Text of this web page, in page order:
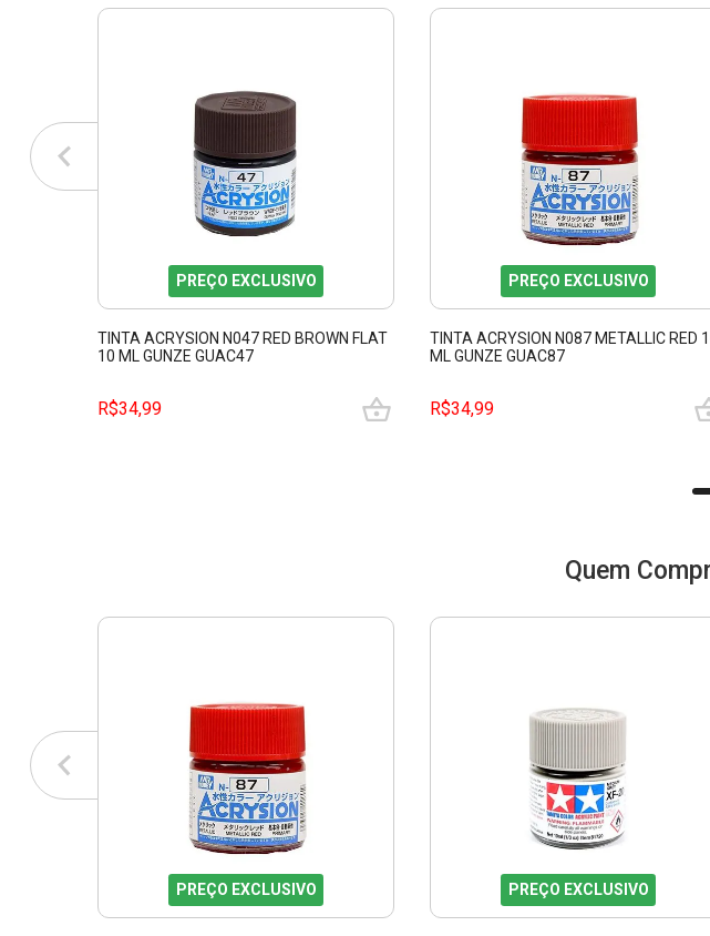
PREÇO EXCLUSIVO
TINTA ACRYSION N047 RED BROWN FLAT
10 ML GUNZE GUAC47
R$34,99
PREÇO EXCLUSIVO
TINTA ACRYSION N087 METALLIC RED
ML GUNZE GUAC87
R$34,99
Quem
PREÇO EXCLUSIVO PREÇO EXCLUSIVO